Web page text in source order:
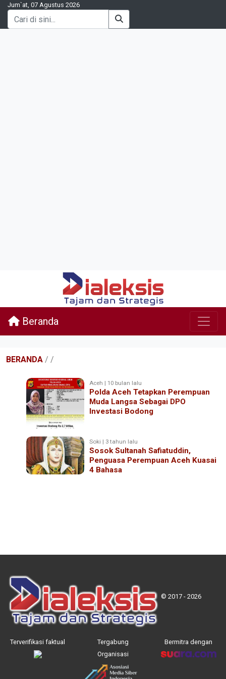
Jum`at, 07 Agustus 2026
Beranda
BERANDA / /
Aceh | 10 bulan lalu
Polda Aceh Tetapkan Perempuan
Muda Langsa Sebagai DPO
Investasi Bodong
Soki | 3 tahun lalu
Sosok Sultanah Safiatuddin,
Penguasa Perempuan Aceh Kuasai
4 Bahasa
© 2017 - 2026
Terverifikasi faktual
Tergabung
Organisasi
Bermitra dengan